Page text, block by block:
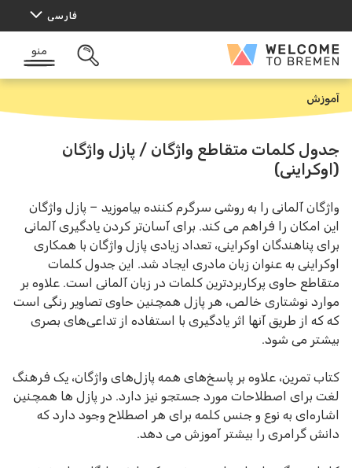
محتوا
فارسی
Welcome
Bremen
باز
منو
خ
ا
آموزش
جدول کلمات متقاطع واژگان / پازل واژگان
(اوکراینی)
واژگان آلمانی را به روشی سرگرم کننده بیاموزید – پازل واژگان
این امکان را فراهم می کند. برای آسان‌تر کردن یادگیری آلمانی
برای پناهندگان اوکراینی، تعداد زیادی پازل واژگان با همکاری
اوکراینی به عنوان زبان مادری ایجاد شد. این جدول کلمات
متقاطع حاوی پرکاربردترین کلمات در زبان آلمانی است. علاوه بر
موارد نوشتاری خالص، هر پازل همچنین حاوی تصاویر رنگی است
که که از طریق آنها اثر یادگیری با استفاده از تداعی‌های بصری
بیشتر می شود.
کتاب تمرین، علاوه بر پاسخ‌های همه پازل‌های واژگان، یک فرهنگ
لغت برای اصطلاحات مورد جستجو نیز دارد. در پازل ها همچنین
اشاره‌ای به نوع و جنس کلمه برای هر اصطلاح وجود دارد که
دانش گرامری را بیشتر آموزش می دهد.